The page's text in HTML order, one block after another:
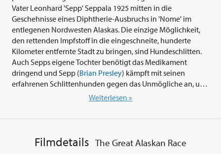
Vater Leonhard 'Sepp' Seppala 1925 mitten in die
Geschehnisse eines Diphtherie-Ausbruchs in 'Nome' im
entlegenen Nordwesten Alaskas. Die einzige Möglichkeit,
den rettenden Impfstoff in die eingeschneite, hunderte
Kilometer entfernte Stadt zu bringen, sind Hundeschlitten.
Auch Sepps eigene Tochter benötigt das Medikament
dringend und Sepp (Brian Presley) kämpft mit seinen
erfahrenen Schlittenhunden gegen das Unmögliche an, um
die Epidemie zu stoppen. Ein Wettlauf gegen die Zeit
Helden auf vier Pfoten' (2019) präsentiert Regisseur und
HauptdarstellerBrian Presleyeine familienfreundliche
Weiterlesen »
Filmdetails The Great Alaskan Race